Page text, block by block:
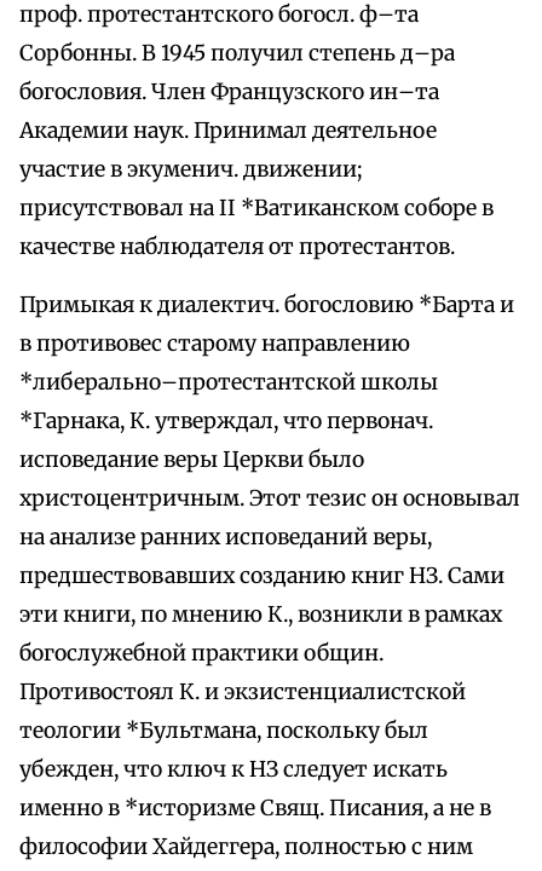
проф. протестантского богосл. ф–та
Сорбонны. В 1945 получил степень д–ра
богословия. Член Французского ин–та
Академии наук. Принимал деятельное
участие в экуменич. движении;
присутствовал на II *Ватиканском соборе в
качестве наблюдателя от протестантов.
Примыкая к диалектич. богословию *Барта и
в противовес старому направлению
*либерально–протестантской школы
*Гарнака, К. утверждал, что первонач.
исповедание веры Церкви было
христоцентричным. Этот тезис он основывал
на анализе ранних исповеданий веры,
предшествовавших созданию книг НЗ. Сами
эти книги, по мнению К., возникли в рамках
богослужебной практики общин.
Противостоял К. и экзистенциалистской
теологии *Бультмана, поскольку был
убежден, что ключ к НЗ следует искать
именно в *историзме Свящ. Писания, а не в
философии Хайдеггера, полностью с ним